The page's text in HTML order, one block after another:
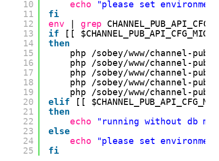
10
11
12
13
14
15
16
17
18
19
20
21
22
23
24
25
echo
"please set environment
fi
env
| grep
if
[[
then
php
/sobey/www/channel-
php
/sobey/www/channel-
php
/sobey/www/channel-
php
/sobey/www/channel-
php
/sobey/www/channel-
elif
[[
then
echo
"running without db
else
echo
"please set environment
fi